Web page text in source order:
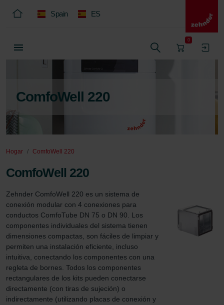
Spain ES
0
ComfoWell 220
Hogar ComfoWell 220
ComfoWell 220
Zehnder ComfoWell 220 es un sistema de
conexión modular con 4 conexiones para
conductos ComfoTube DN 75 o DN 90. Los
componentes individuales del sistema tienen
dimensiones compactas, son fáciles de limpiar y
permiten una instalación eficiente, incluso
intuitiva, conectando los componentes con una
regleta de bornes. Todos los componentes
rectangulares de los kits pueden conectarse
directamente (con tiras de sujeción) o
indirectamente (utilizando placas de conexión y